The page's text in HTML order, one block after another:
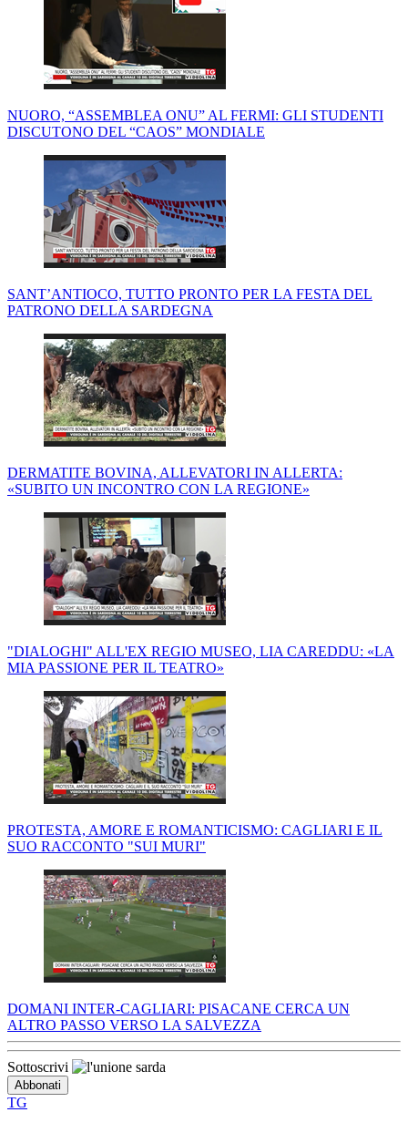
NUORO, “ASSEMBLEA ONU” AL FERMI: GLI STUDENTI
DISCUTONO DEL “CAOS” MONDIALE
SANT’ANTIOCO, TUTTO PRONTO PER LA FESTA DEL
PATRONO DELLA SARDEGNA
DERMATITE BOVINA, ALLEVATORI IN ALLERTA:
«SUBITO UN INCONTRO CON LA REGIONE»
"DIALOGHI" ALL'EX REGIO MUSEO, LIA CAREDDU: «LA
MIA PASSIONE PER IL TEATRO»
PROTESTA, AMORE E ROMANTICISMO: CAGLIARI E IL
SUO RACCONTO "SUI MURI"
DOMANI INTER-CAGLIARI: PISACANE CERCA UN
ALTRO PASSO VERSO LA SALVEZZA
Sottoscrivi
TG